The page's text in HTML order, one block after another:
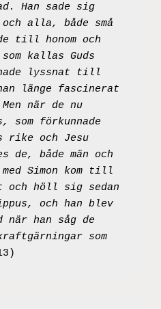
Han sade sig
alla, både små
till honom och
kallas Guds
lyssnat till
länge fascinerat
när de nu
som förkunnade
rike och Jesu
de, både män och
Simon kom till
och höll sig sedan
och han blev
när han såg de
som